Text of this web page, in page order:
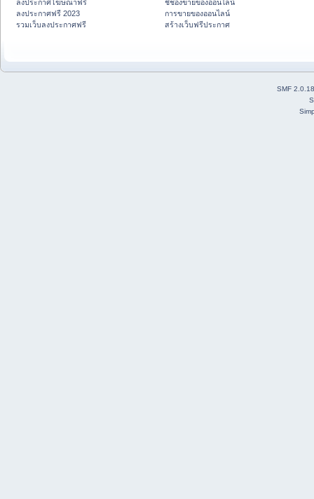
ลงประกาศโฆษณาฟรี
ลงประกาศฟรี 2023
รวมเว็บลงประกาศฟรี
ชี้ช่องขายของออนไลน์
การขายของออนไลน์
สร้างเว็บฟรีประกาศ
SMF 2.0.18